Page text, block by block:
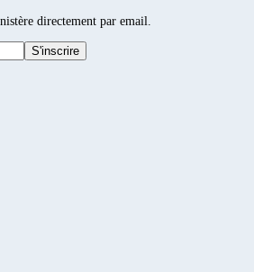
directement par email.
S'inscrire